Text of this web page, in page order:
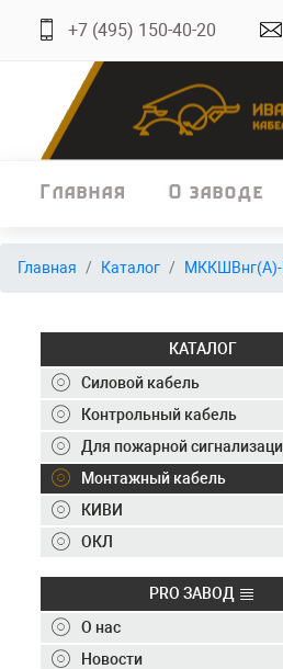
+7 (495) 150-40-20
Главная О заводе
Главная
Склад
ОКЛ
Вакансии
Контакты
+7 (495) 150-40-20
Отправить заявку
+7 (495) 150-40-20
Главная Каталог МККШВнг(А)-
КАТАЛОГ
Силовой кабель
Контрольный кабель
Для пожарной
Монтажный кабель
КИВИ
ОКЛ
PRO ЗАВОД
О нас
Новости